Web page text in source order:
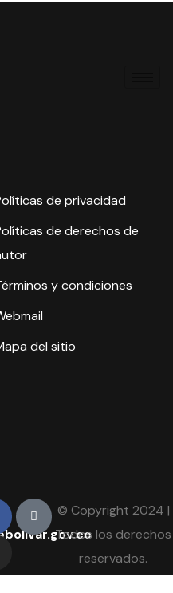
de privacidad
de derechos de
y condiciones
del sitio
© Copyright 2024 |
Todos los derechos
reservados.